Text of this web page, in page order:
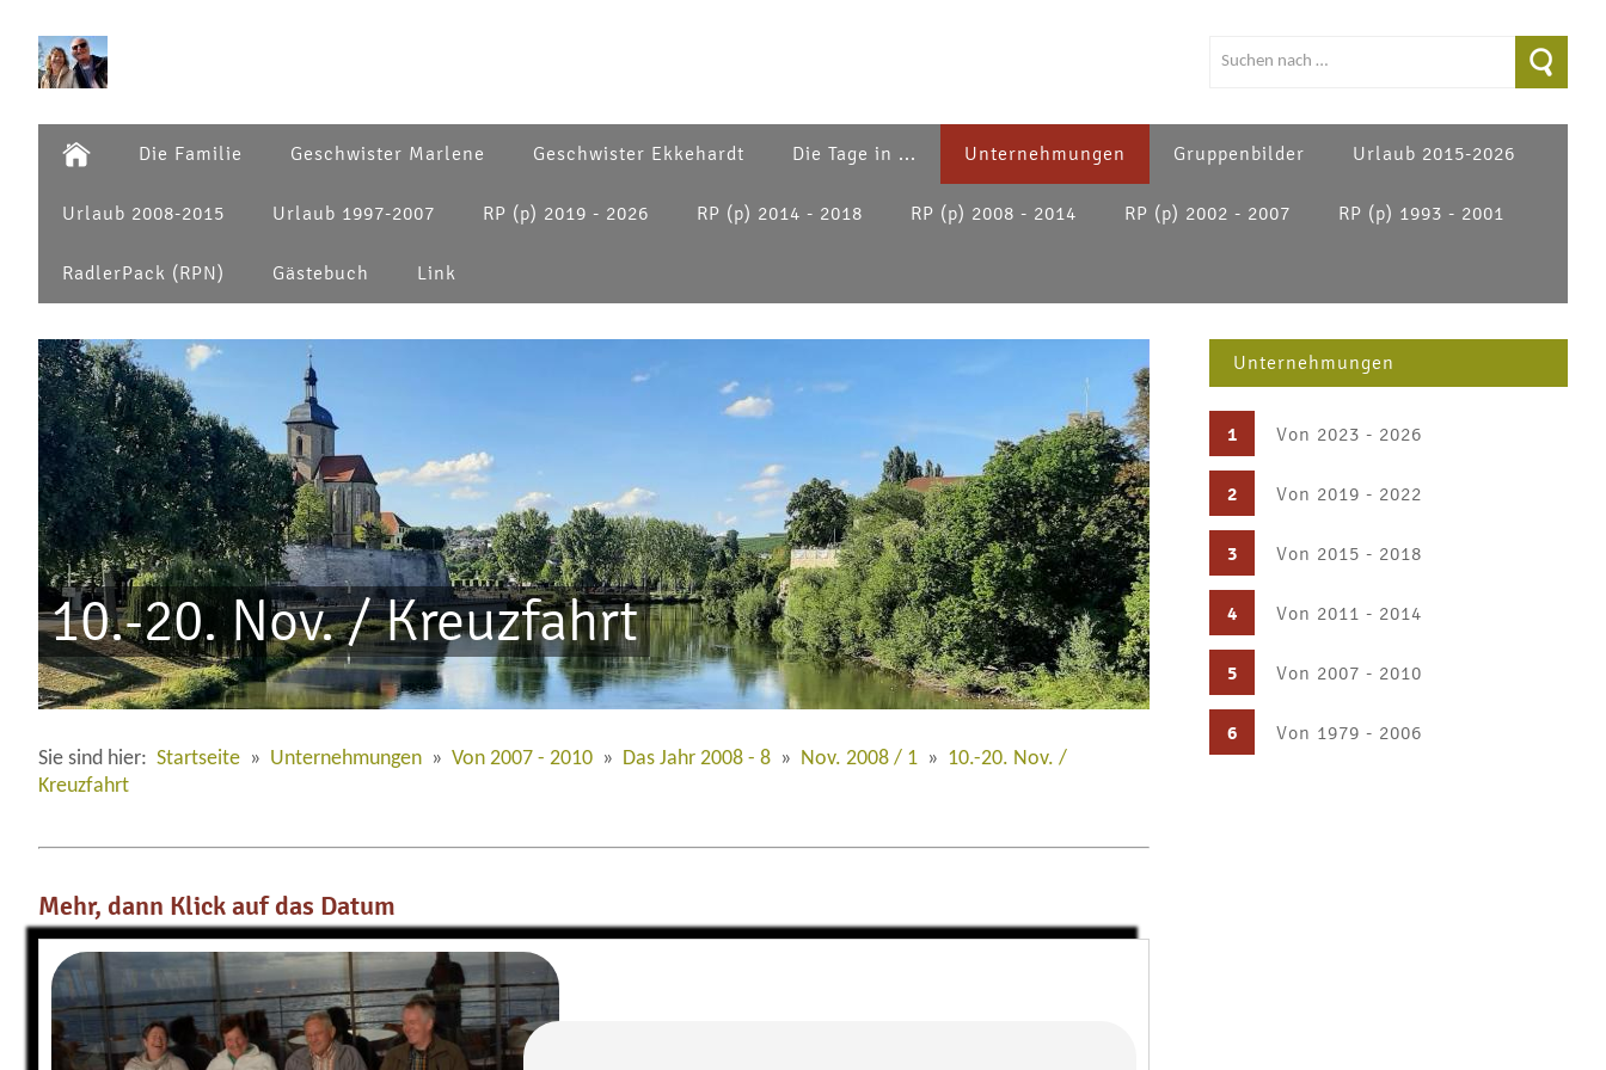
Die Familie Geschwister Marlene Geschwister Ekkehardt Die Tage in ... Unternehmungen Gruppenbilder Urlaub 2015-2026
Urlaub 2008-2015 Urlaub 1997-2007 RP (p) 2019 - 2026 RP (p) 2014 - 2018 RP (p) 2008 - 2014 RP (p) 2002 - 2007 RP (p) 1993 - 2001
RadlerPack (RPN) Gästebuch Link
Unternehmungen
1 Von 2023 - 2026
2 Von 2019 - 2022
3 Von 2015 - 2018
4 Von 2011 - 2014
5 Von 2007 - 2010
6 Von 1979 - 2006
10.-20. Nov. / Kreuzfahrt
Sie sind hier: Startseite » Unternehmungen » Von 2007 - 2010 » Das Jahr 2008 - 8 » Nov. 2008 / 1 » 10.-20. Nov. /
Kreuzfahrt
Mehr, dann Klick auf das Datum